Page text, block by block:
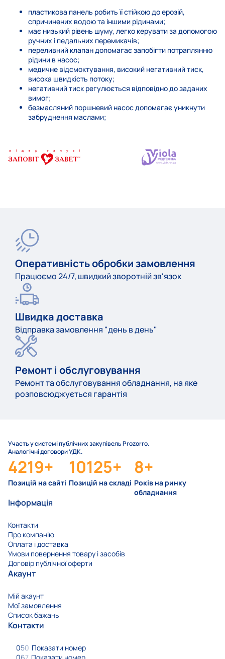
пластикова панель робить її стійкою до ерозій,
спричинених водою та іншими рідинами;
має низький рівень шуму, легко керувати за допомогою
ручних і педальних перемикачів;
переливний клапан допомагає запобігти потраплянню
рідини в насос;
медичне відсмоктування, високий негативний тиск,
висока швидкість потоку;
негативний тиск регулюється відповідно до заданих
вимог;
безмасляний поршневий насос допомагає уникнути
забруднення маслами;
Оперативність обробки замовлення
Працюємо 24/7, швидкий зворотній зв'язок
Швидка доставка
Відправка замовлення "день в день"
Ремонт і обслуговування
Ремонт та обслуговування обладнання, на яке
розповсюджується гарантія
Участь у системі публічних закупівель Prozorro.
Аналогічні договори УДК.
8+
Років на ринку
обладнання
10125+
Позицій на складі
4219+
Позицій на сайті
Інформація
Контакти
Про компанію
Оплата і доставка
Умови повернення товару і засобів
Договір публічної оферти
Акаунт
Мій акаунт
Мої замовлення
Список бажань
Контакти
050 Показати номер